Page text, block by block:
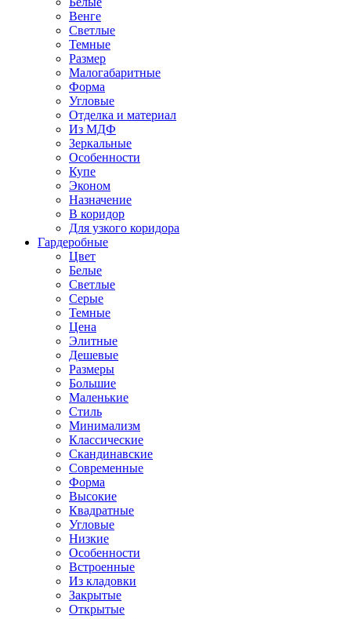
Венге
Светлые
Темные
Размер
Малогабаритные
Форма
Угловые
Отделка и материал
Из МДФ
Зеркальные
Особенности
Купе
Эконом
Назначение
В коридор
Для узкого коридора
Гардеробные
Цвет
Белые
Светлые
Серые
Темные
Цена
Элитные
Дешевые
Размеры
Большие
Маленькие
Стиль
Минимализм
Классические
Скандинавские
Современные
Форма
Высокие
Квадратные
Угловые
Низкие
Особенности
Встроенные
Из кладовки
Закрытые
Открытые